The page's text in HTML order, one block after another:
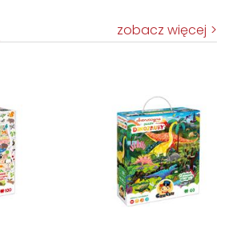
zobacz więcej